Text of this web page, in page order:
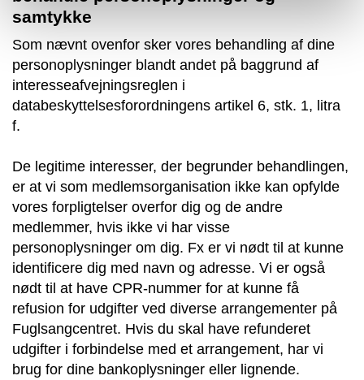
samtykke
Som nævnt ovenfor sker vores behandling af dine
personoplysninger blandt andet på baggrund af
interesseafvejningsreglen i
databeskyttelsesforordningens artikel 6, stk. 1, litra
f.
De legitime interesser, der begrunder behandlingen,
er at vi som medlemsorganisation ikke kan opfylde
vores forpligtelser overfor dig og de andre
medlemmer, hvis ikke vi har visse
personoplysninger om dig. Fx er vi nødt til at kunne
identificere dig med navn og adresse. Vi er også
nødt til at have CPR-nummer for at kunne få
refusion for udgifter ved diverse arrangementer på
Fuglsangcentret. Hvis du skal have refunderet
udgifter i forbindelse med et arrangement, har vi
brug for dine bankoplysninger eller lignende.